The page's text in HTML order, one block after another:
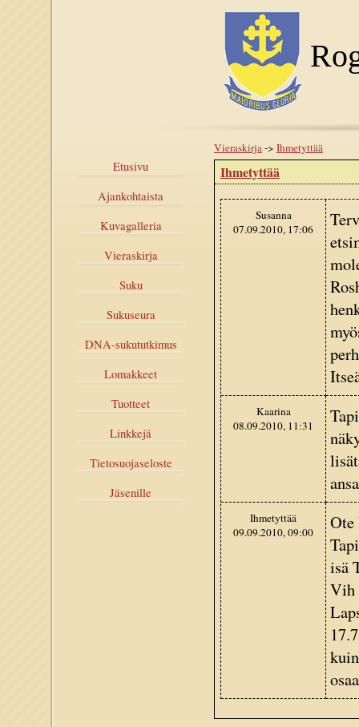
Etusivu
Ajankohtaista
Kuvagalleria
Vieraskirja
Suku
Sukuseura
DNA-sukututkimus
Lomakkeet
Tuotteet
Linkkejä
Tietosuojaseloste
Jäsenille
Vieraskirja-> Ihmetyttää
Ihmetyttää
Susanna
07.09.2010, 17:06
Kaarina
08.09.2010, 11:31
Ihmetyttää
09.09.2010, 09:00
isä
Vih